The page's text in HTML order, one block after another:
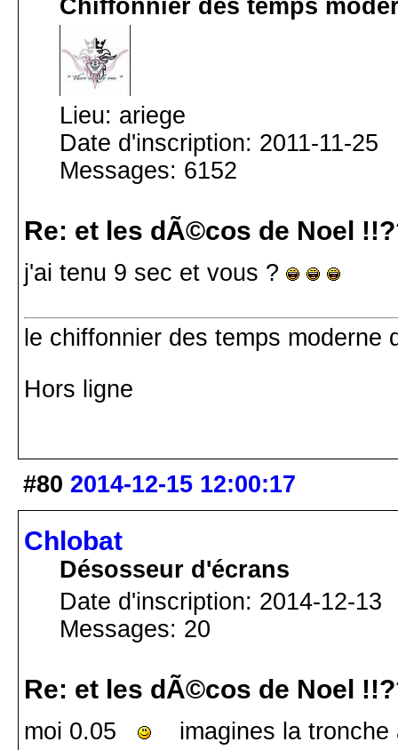
Chiffonnier des temps
Lieu: ariege
Date d'inscription: 2011-11-25
Messages: 6152
Re: et les dÃ©cos de Noel
j'ai tenu 9 sec et vous ?
le chiffonnier des temps
Hors ligne
#80 2014-12-15 12:00:17
Chlobat
Désosseur d'écrans
Date d'inscription: 2014-12-13
Messages: 20
Re: et les dÃ©cos de Noel
moi 0.05
imagines la tronche